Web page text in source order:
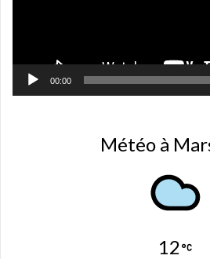
00:00
Météo à
12